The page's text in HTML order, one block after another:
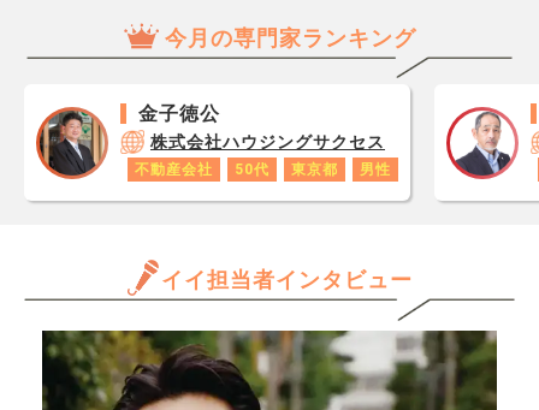
が1
です
あり
ロで
だけ
ます
きる
か、
金は500万円入れられます。
妻は今妊娠中の為一時的に収
社員で復帰予定です。 変動
金利で組もうと思っています
が、色んな人の意見を聞きた
め、悩んでいます。
ける
しを
考え
7200
と出
産情
今月の専門家ランキング
金子徳公
株式会社ハウジングサクセス
不動産会社 50代 東京都 男性
イイ担当者インタビュー